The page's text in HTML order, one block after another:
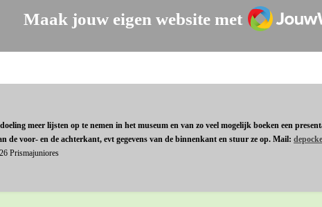
Maak jouw eigen website met JouwWeb
meer lijsten op te nemen in het museum en van zo veel mogelijk boeken een
de voor- en de achterkant, evt gegevens van de binnenkant en stuur ze op. Mail:
Prismajuniores